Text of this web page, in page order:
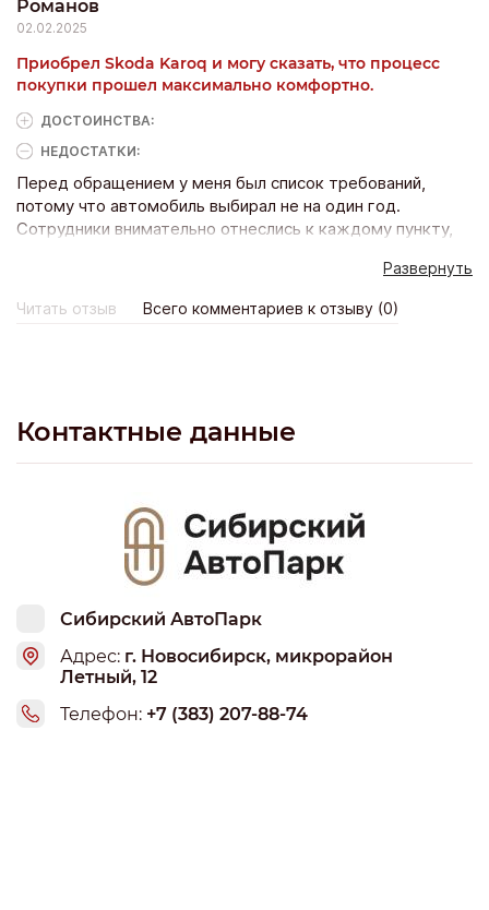
Романов
02.02.2025
Приобрел Skoda Karoq и могу сказать, что процесс
покупки прошел максимально комфортно.
ДОСТОИНCТВА:
НЕДОСТАТКИ:
Перед обращением у меня был список требований,
потому что автомобиль выбирал не на один год.
Сотрудники внимательно отнеслись к каждому пункту,
все вопросы. Мне понравилось, что разговор был
конкретным и без лишних обещаний. Все объясняли
честно, поэтому решение принять было намного проще.
показывает профессионализм и уважение к клиентам.
Буду рекомендовать этот автосалон тем, кто ценит
Развернуть
Читать отзыв Всего комментариев к отзыву (0)
Контактные данные
Сибирский АвтоПарк
Адрес: г. Новосибирск, микрорайон
Летный, 12
Телефон: +7 (383) 207-88-74